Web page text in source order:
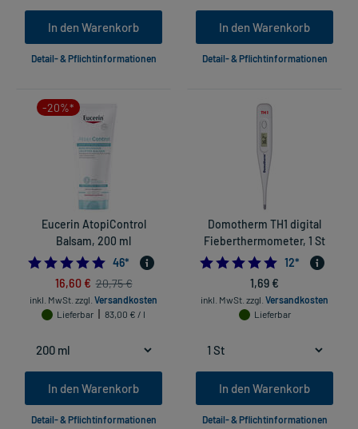
In den Warenkorb
Detail- & Pflichtinformationen
In den Warenkorb
Detail- & Pflichtinformationen
-20%*
Eucerin AtopiControl
Balsam, 200 ml
4.978260869565218
46*
16,60 € 20,75 €
inkl. MwSt. zzgl. Versandkosten
Lieferbar
83,00 € / l
In den Warenkorb
Detail- & Pflichtinformationen
Domotherm TH1 digital
Fieberthermometer, 1 St
12*
1,69 €
inkl. MwSt. zzgl. Versandkosten
Lieferbar
In den Warenkorb
Detail- & Pflichtinformationen